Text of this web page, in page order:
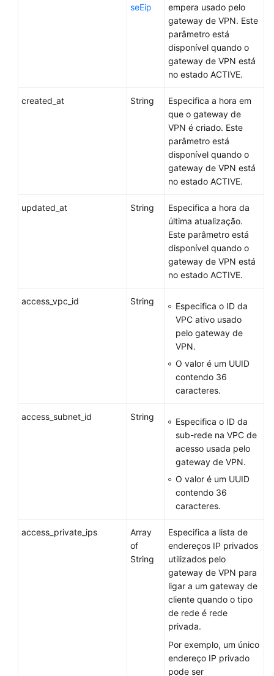
seEip
empera usado pelo
gateway de VPN. Este
parâmetro está
disponível quando o
gateway de VPN está
no estado ACTIVE.
created_at String
Especifica a hora em
que o gateway de
VPN é criado. Este
parâmetro está
disponível quando o
gateway de VPN está
no estado ACTIVE.
updated_at String
Especifica a hora da
última atualização.
Este parâmetro está
disponível quando o
gateway de VPN está
no estado ACTIVE.
access_vpc_id String
Especifica o ID da
VPC ativo usado
pelo gateway de
VPN.
O valor é um UUID
contendo 36
caracteres.
access_subnet_id String
Especifica o ID da
sub-rede na VPC de
acesso usada pelo
gateway de VPN.
O valor é um UUID
contendo 36
caracteres.
access_private_ips
Array
of
String
Especifica a lista de
endereços IP privados
utilizados pelo
gateway de VPN para
ligar a um gateway de
cliente quando o tipo
de rede é rede
privada.
Por exemplo, um único
endereço IP privado
pode ser